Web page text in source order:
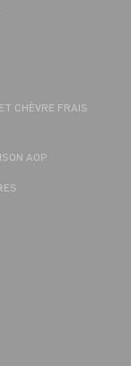
CHÈVRE FRAIS
AOP